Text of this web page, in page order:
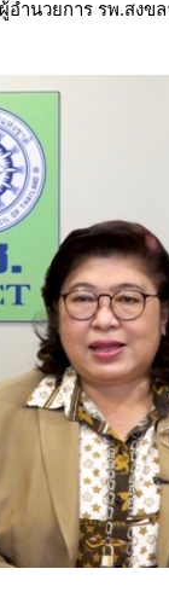
ำนวยการ รพ.สงข